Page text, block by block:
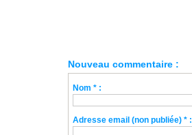
Nouveau commentaire :
Nom * :
Adresse email (non publiée) * :